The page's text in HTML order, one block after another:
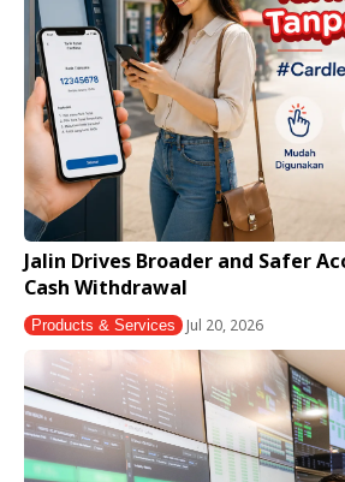
Jalin Drives Broader and Safer
Cash Withdrawal
Products & Services Jul 20, 2026